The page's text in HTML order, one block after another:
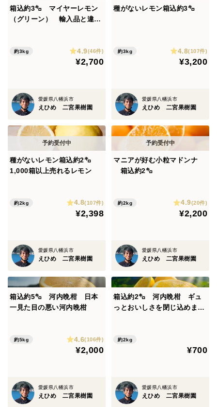
箱込約3㌔ マイヤーレモン
（グリーン） 輸入品と違う
れ出す果汁！
約3kg 4.9(46件)
¥2,700
愛媛県八幡浜市
えひめ 二宮果樹園
種がないレモン箱込約3㌔
約3kg 4.8(107件)
¥3,200
愛媛県八幡浜市
えひめ 二宮果樹園
種がないレモン箱込約2㌔
1,000箱以上売れるレモン
約2kg 4.8(107件)
¥2,398
愛媛県八幡浜市
えひめ 二宮果樹園
マニアが好む小粒マドンナ
箱込約2㌔
約2kg 4.9(20件)
¥2,200
愛媛県八幡浜市
えひめ 二宮果樹園
箱込約5㌔ 河内晩柑 日本
一見た目の悪い河内晩柑
約5kg 4.6(106件)
¥2,000
愛媛県八幡浜市
えひめ 二宮果樹園
箱込約2㌔ 河内晩柑 ギュ
っとおいしさを閉じ込めまし
ませんか？
約2kg
¥700
愛媛県八幡浜市
えひめ 二宮果樹園